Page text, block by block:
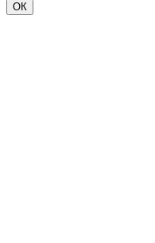
ОК